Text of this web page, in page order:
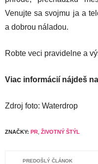
Venujte sa svojmu ja a
a dobrou náladou.
Robte veci pravidelne a
Viac informácií nájdeš na
Zdroj foto: Waterdrop
ZNAČKY: PR ŽIVOTNÝ ŠTÝL
PREDOŠLÝ ČLÁNOK